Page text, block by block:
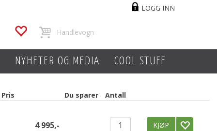
LOGG INN
NYHETER OG MEDIA COOL STUFF
Pris Du sparer Antall
4 995,- KJØP